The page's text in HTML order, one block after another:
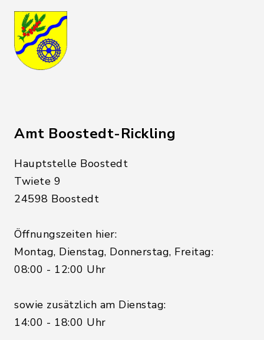
Amt Boostedt-Rickling
Hauptstelle Boostedt
Twiete 9
24598 Boostedt
Öffnungszeiten hier:
Montag, Dienstag, Donnerstag, Freitag:
08:00 - 12:00 Uhr
sowie zusätzlich am Dienstag:
14:00 - 18:00 Uhr